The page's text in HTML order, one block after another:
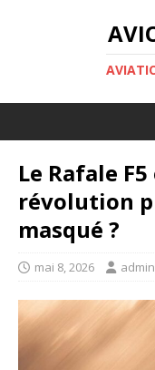
Le Rafale
révolution
masqué ?
mai 8, 2026 admin